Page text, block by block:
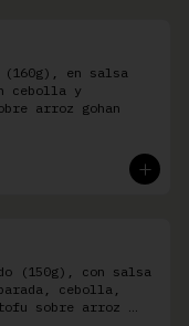
(160g), en salsa
cebolla y
arroz gohan
(150g), con salsa
cebolla,
sobre arroz